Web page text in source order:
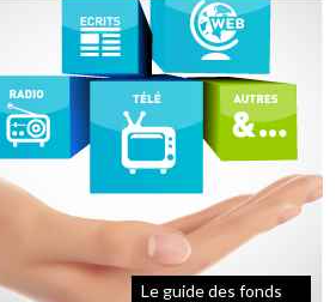
Le guide des fonds